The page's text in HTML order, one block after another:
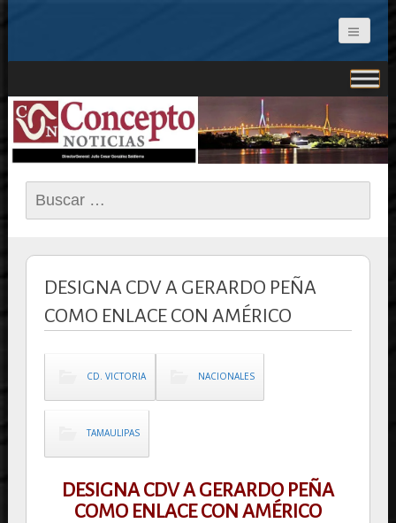
CONCEPTO NOTICIAS
Buscar:
DESIGNA CDV A GERARDO PEÑA
COMO ENLACE CON AMÉRICO
CD. VICTORIA NACIONALES
TAMAULIPAS
DESIGNA CDV A GERARDO PEÑA
COMO ENLACE CON AMÉRICO